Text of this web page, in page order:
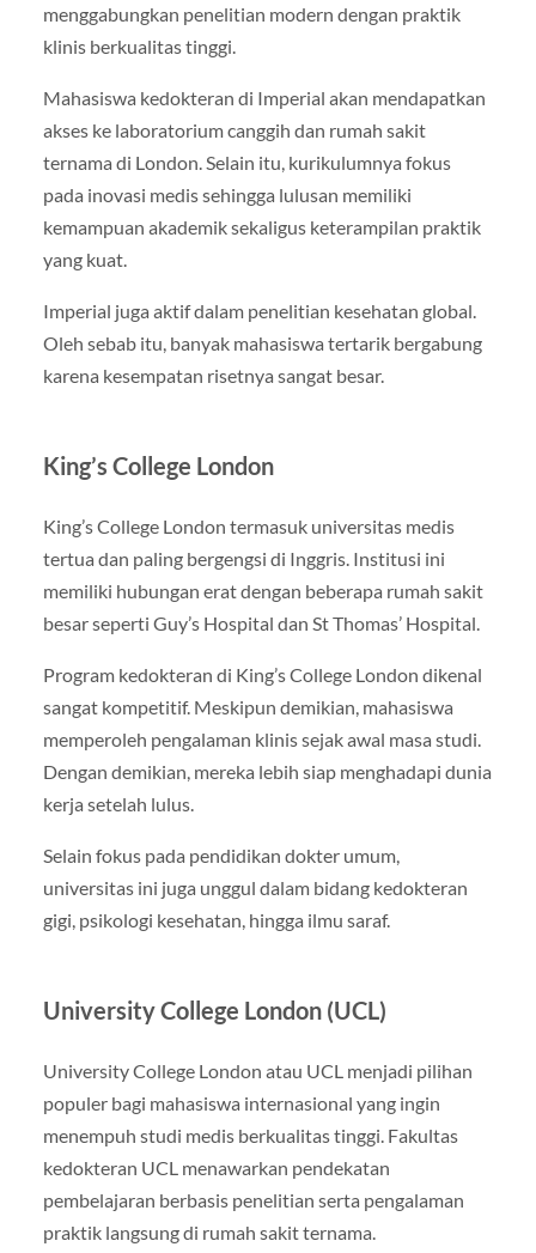
menggabungkan penelitian modern dengan praktik
klinis berkualitas tinggi.
Mahasiswa kedokteran di Imperial akan mendapatkan
akses ke laboratorium canggih dan rumah sakit
ternama di London. Selain itu, kurikulumnya fokus
pada inovasi medis sehingga lulusan memiliki
kemampuan akademik sekaligus keterampilan praktik
yang kuat.
Imperial juga aktif dalam penelitian kesehatan global.
Oleh sebab itu, banyak mahasiswa tertarik bergabung
karena kesempatan risetnya sangat besar.
King’s College London
King’s College London termasuk universitas medis
tertua dan paling bergengsi di Inggris. Institusi ini
memiliki hubungan erat dengan beberapa rumah sakit
besar seperti Guy’s Hospital dan St Thomas’ Hospital.
Program kedokteran di King’s College London dikenal
sangat kompetitif. Meskipun demikian, mahasiswa
memperoleh pengalaman klinis sejak awal masa studi.
Dengan demikian, mereka lebih siap menghadapi dunia
kerja setelah lulus.
Selain fokus pada pendidikan dokter umum,
universitas ini juga unggul dalam bidang kedokteran
gigi, psikologi kesehatan, hingga ilmu saraf.
University College London (UCL)
University College London atau UCL menjadi pilihan
populer bagi mahasiswa internasional yang ingin
menempuh studi medis berkualitas tinggi. Fakultas
kedokteran UCL menawarkan pendekatan
pembelajaran berbasis penelitian serta pengalaman
praktik langsung di rumah sakit ternama.